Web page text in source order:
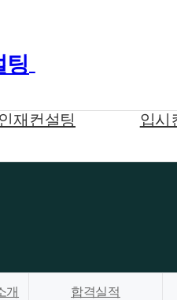
개 합격실적
재컨설팅 입시